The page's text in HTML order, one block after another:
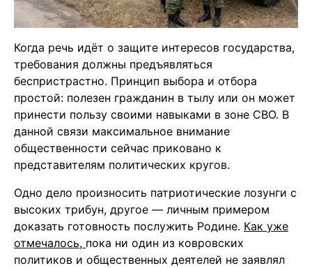
Когда речь идёт о защите интересов государства,
требования должны предъявляться
беспристрастно. Принцип выбора и отбора
простой: полезен гражданин в тылу или он может
принести пользу своими навыками в зоне СВО. В
данной связи максимальное внимание
общественности сейчас приковано к
представителям политических кругов.
Одно дело произносить патриотические лозунги с
высоких трибун, другое — личным примером
доказать готовность послужить Родине. Как уже
отмечалось, пока ни один из ковровских
политиков и общественных деятелей не заявлял